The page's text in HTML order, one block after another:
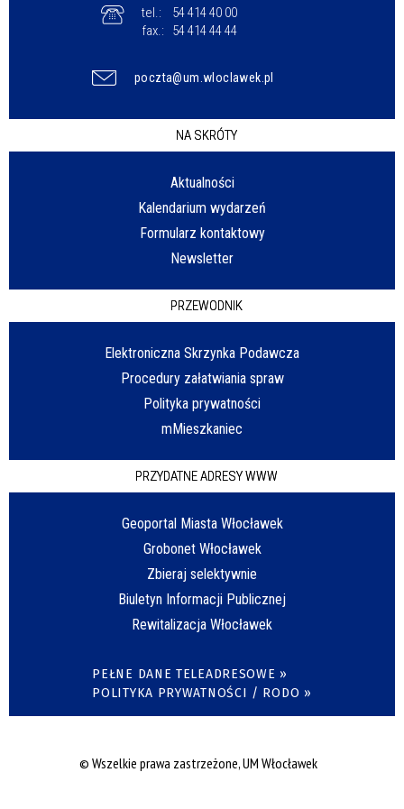
tel.:
54 414 40 00
fax.:
54 414 44 44
poczta@um.wloclawek.pl
NA SKRÓTY
Aktualności
Kalendarium wydarzeń
Formularz kontaktowy
Newsletter
PRZEWODNIK
Elektroniczna Skrzynka Podawcza
Procedury załatwiania spraw
Polityka prywatności
mMieszkaniec
PRZYDATNE ADRESY WWW
Geoportal Miasta Włocławek
Grobonet Włocławek
Zbieraj selektywnie
Biuletyn Informacji Publicznej
Rewitalizacja Włocławek
PEŁNE DANE TELEADRESOWE »
POLITYKA PRYWATNOŚCI / RODO »
© Wszelkie prawa zastrzeżone, UM Włocławek